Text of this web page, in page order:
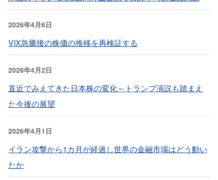
2026年4月6日
VIX急騰後の株価の推移を再検証する
2026年4月2日
直近でみえてきた日本株の変化～トランプ演説も踏まえ
た今後の展望
2026年4月1日
イラン攻撃から1カ月が経過し世界の金融市場はどう動い
たか